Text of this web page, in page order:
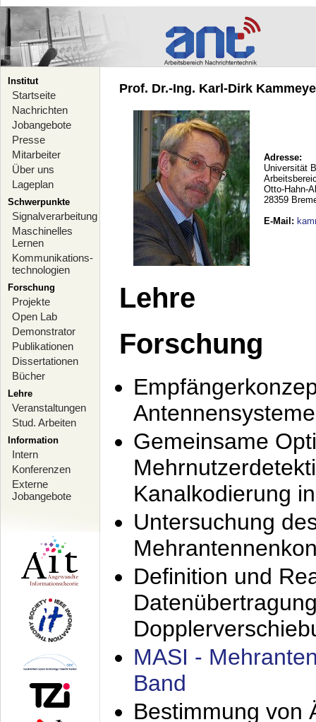
Institut
Startseite
Nachrichten
Jobangebote
Presse
Mitarbeiter
Über uns
Lageplan
Schwerpunkte
Signalverarbeitung
Maschinelles
Lernen
Kommunikations-
technologien
Forschung
Projekte
Open Lab
Demonstrator
Publikationen
Dissertationen
Bücher
Lehre
Veranstaltungen
Stud. Arbeiten
Information
Intern
Konferenzen
Externe
Jobangebote
Prof. Dr.-Ing. Karl-Dirk
Adresse:
Universität
Otto-Hahn-
28359
E-Mail :
Lehre
Forschung
Antennensysteme
Gemeinsame
Kanalkodierung
Untersuchung
Definition und
MASI -
Band
Bestimmung von